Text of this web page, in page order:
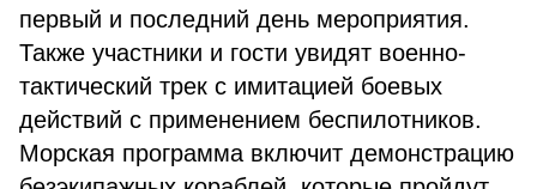
первый и последний день мероприятия.
Также участники и гости увидят военно-
тактический трек с имитацией боевых
действий с применением беспилотников.
Морская программа включит демонстрацию